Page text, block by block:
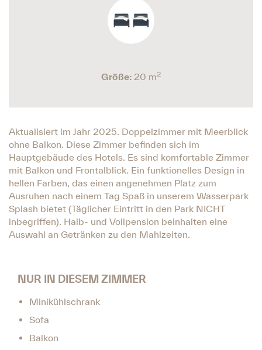
Größe: 20 m2
Aktualisiert im Jahr 2025. Doppelzimmer mit Meerblick
ohne Balkon. Diese Zimmer befinden sich im
Hauptgebäude des Hotels. Es sind komfortable Zimmer
mit Balkon und Frontalblick. Ein funktionelles Design in
hellen Farben, das einen angenehmen Platz zum
Ausruhen nach einem Tag Spaß in unserem Wasserpark
Splash bietet (Täglicher Eintritt in den Park NICHT
inbegriffen). Halb- und Vollpension beinhalten eine
Auswahl an Getränken zu den Mahlzeiten.
NUR IN DIESEM ZIMMER
Minikühlschrank
Sofa
Balkon